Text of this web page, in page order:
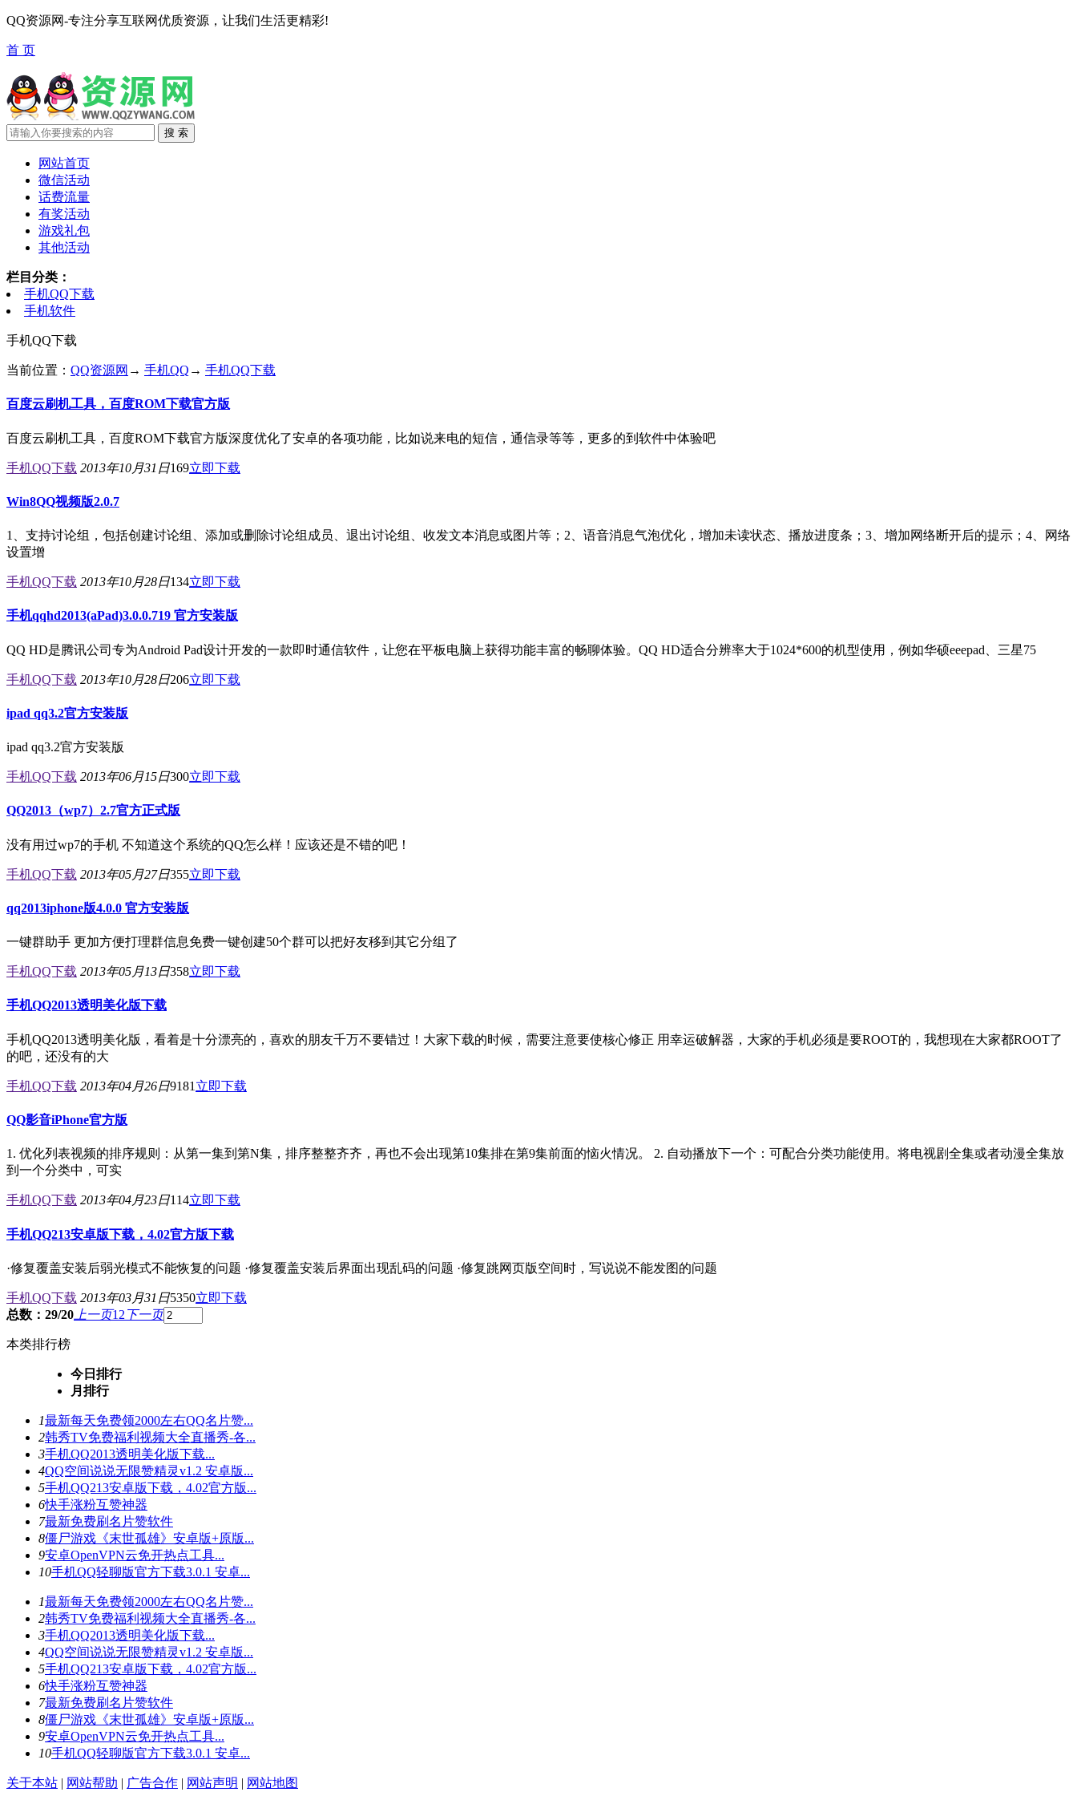
QQ资源网-专注分享互联网优质资源，让我们生活更精彩!
首 页
网站首页
微信活动
话费流量
有奖活动
游戏礼包
其他活动
栏目分类：
手机QQ下载
手机软件
手机QQ下载
当前位置： QQ资源网 → 手机QQ → 手机QQ下载
百度云刷机工具，百度ROM下载官方版
百度云刷机工具，百度ROM下载官方版深度优化了安卓的各项功能，比如说来电的短信，通信录等等，更多的到软件中体验吧
手机QQ下载 2013年10月31日169立即下载
Win8QQ视频版2.0.7
1、支持讨论组，包括创建讨论组、添加或删除讨论组成员、退出讨论组、收发文本消息或图片等；2、语音消息气泡优化，增加未读状态、播放进度条；3、增加网络断开后的提示；4、网络
设置增
手机QQ下载 2013年10月28日134立即下载
手机qqhd2013(aPad)3.0.0.719 官方安装版
QQ HD是腾讯公司专为Android Pad设计开发的一款即时通信软件，让您在平板电脑上获得功能丰富的畅聊体验。QQ HD适合分辨率大于1024*600的机型使用，例如华硕eeepad、三星75
手机QQ下载 2013年10月28日206立即下载
ipad qq3.2官方安装版
ipad qq3.2官方安装版
手机QQ下载 2013年06月15日300立即下载
QQ2013（wp7）2.7官方正式版
没有用过wp7的手机 不知道这个系统的QQ怎么样！应该还是不错的吧！
手机QQ下载 2013年05月27日355立即下载
qq2013iphone版4.0.0 官方安装版
一键群助手 更加方便打理群信息免费一键创建50个群可以把好友移到其它分组了
手机QQ下载 2013年05月13日358立即下载
手机QQ2013透明美化版下载
手机QQ2013透明美化版，看着是十分漂亮的，喜欢的朋友千万不要错过！大家下载的时候，需要注意要使核心修正 用幸运破解器，大家的手机必须是要ROOT的，我想现在大家都ROOT了
的吧，还没有的大
手机QQ下载 2013年04月26日9181 立即下载
QQ影音iPhone官方版
1. 优化列表视频的排序规则：从第一集到第N集，排序整整齐齐，再也不会出现第10集排在第9集前面的恼火情况。 2. 自动播放下一个：可配合分类功能使用。将电视剧全集或者动漫全集放
到一个分类中，可实
手机QQ下载 2013年04月23日114立即下载
手机QQ213安卓版下载，4.02官方版下载
·修复覆盖安装后弱光模式不能恢复的问题 ·修复覆盖安装后界面出现乱码的问题 ·修复跳网页版空间时，写说说不能发图的问题
手机QQ下载 2013年03月31日5350立即下载
总数：29/20 上一页1 2 下一页
本类排行榜
今日排行
月排行
1最新每天免费领2000左右QQ名片赞...
2韩秀TV免费福利视频大全直播秀-各...
3手机QQ2013透明美化版下载...
4QQ空间说说无限赞精灵v1.2 安卓版...
5手机QQ213安卓版下载，4.02官方版...
6快手涨粉互赞神器
7最新免费刷名片赞软件
8僵尸游戏《末世孤雄》安卓版+原版...
9安卓OpenVPN云免开热点工具...
10手机QQ轻聊版官方下载3.0.1 安卓...
1最新每天免费领2000左右QQ名片赞...
2韩秀TV免费福利视频大全直播秀-各...
3手机QQ2013透明美化版下载...
4QQ空间说说无限赞精灵v1.2 安卓版...
5手机QQ213安卓版下载，4.02官方版...
6快手涨粉互赞神器
7最新免费刷名片赞软件
8僵尸游戏《末世孤雄》安卓版+原版...
9安卓OpenVPN云免开热点工具...
10手机QQ轻聊版官方下载3.0.1 安卓...
关于本站 | 网站帮助 | 广告合作 | 网站声明 | 网站地图